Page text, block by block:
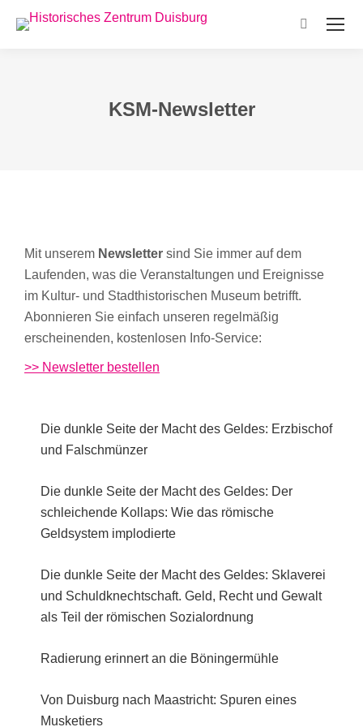
Search:
KSM-Newsletter
Mit unserem Newsletter sind Sie immer auf dem
Laufenden, was die Veranstaltungen und Ereignisse
im Kultur- und Stadthistorischen Museum betrifft.
Abonnieren Sie einfach unseren regelmäßig
erscheinenden, kostenlosen Info-Service:
>> Newsletter bestellen
Die dunkle Seite der Macht des Geldes: Erzbischof
und Falschmünzer
Die dunkle Seite der Macht des Geldes: Der
schleichende Kollaps: Wie das römische
Geldsystem implodierte
Die dunkle Seite der Macht des Geldes: Sklaverei
und Schuldknechtschaft. Geld, Recht und Gewalt
als Teil der römischen Sozialordnung
Radierung erinnert an die Böningermühle
Von Duisburg nach Maastricht: Spuren eines
Musketiers